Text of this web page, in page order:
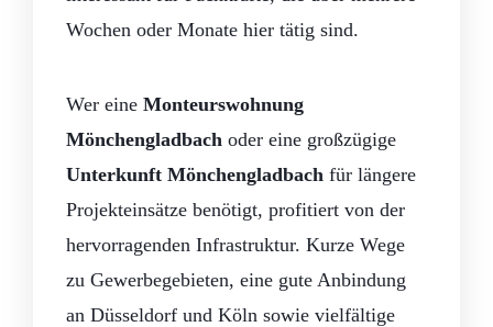
Wochen oder Monate hier tätig sind.
Wer eine Monteurswohnung
Mönchengladbach oder eine großzügige
Unterkunft Mönchengladbach für längere
Projekteinsätze benötigt, profitiert von der
hervorragenden Infrastruktur. Kurze Wege
zu Gewerbegebieten, eine gute Anbindung
an Düsseldorf und Köln sowie vielfältige